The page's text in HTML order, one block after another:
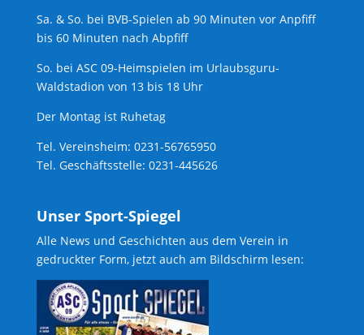
Sa. & So. bei BVB-Spielen ab 90 Minuten vor Anpfiff
bis 60 Minuten nach Abpfiff
So. bei ASC 09-Heimspielen im Urlaubsguru-
Waldstadion von 13 bis 18 Uhr
Der Montag ist Ruhetag
Tel. Vereinsheim: 0231-56765950
Tel. Geschäftsstelle: 0231-445626
Unser Sport-Spiegel
Alle News und Geschichten aus dem Verein in
gedruckter Form, jetzt auch am Bildschirm lesen: